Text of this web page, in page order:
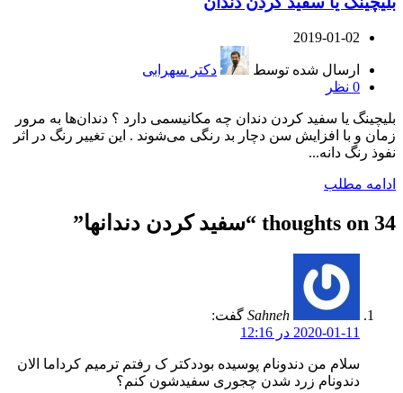
2019-01-02
ارسال شده توسط
دکتر سهرابی
0 نظر
بلیچینگ یا سفید کردن دندان چه مکانیسمی دارد ؟ دندان‌ها به مرور
زمان و با افزایش سن دچار بد رنگی می‌شوند . این تغییر رنگ در اثر
نفوذ رنگ دانه...
ادامه مطلب
34 thoughts on “ سفید کردن دندانها”
Sahneh گفت:
2020-01-11 در 12:16
سلام من دندونام پوسیده بوددکتر ک رفتم ترمیم کرداما الان
دندونام زرد شدن چجوری سفیدشون کنم؟